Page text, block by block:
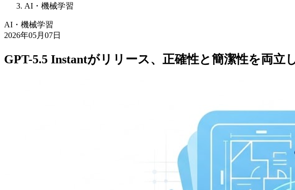
AI・機械学習
AI・機械学習
2026年05月07日
GPT-5.5 Instantがリリース、正確性と簡潔性を両立